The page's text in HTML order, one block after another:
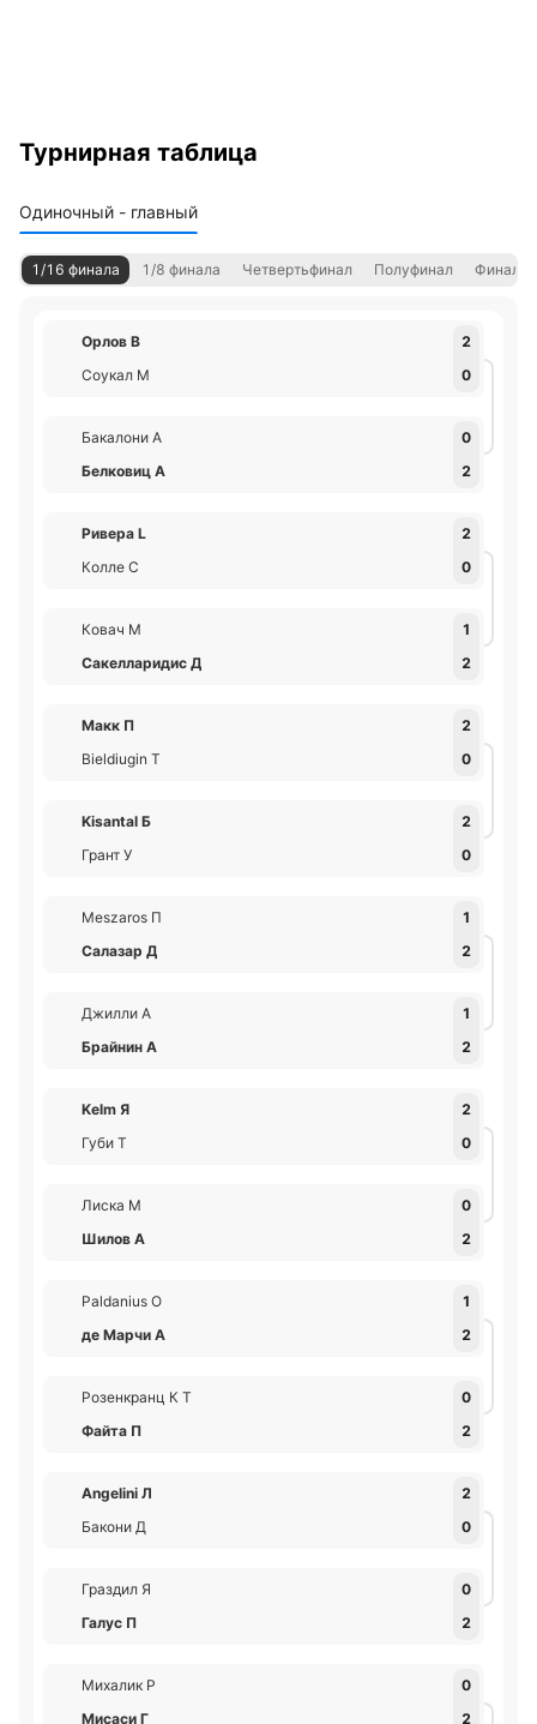
Турнирная таблица
Одиночный - главный
1/16 финала 1/8 финала Четвертьфинал Полуфинал Финал
Орлов В
2
Соукал М
0
Бакалони А
0
Белковиц А
2
Ривера L
2
Колле С
0
Ковач М
1
Сакелларидис Д
2
Макк П
2
Bieldiugin Т
0
Kisantal Б
2
Грант У
0
Meszaros П
1
Салазар Д
2
Джилли А
1
Брайнин А
2
Kelm Я
2
Губи Т
0
Лиска М
0
Шилов А
2
Paldanius О
1
де Марчи А
2
Розенкранц К Т
0
Файта П
2
Angelini Л
2
Бакони Д
0
Граздил Я
0
Галус П
2
Михалик Р
0
Мисаси Г
2